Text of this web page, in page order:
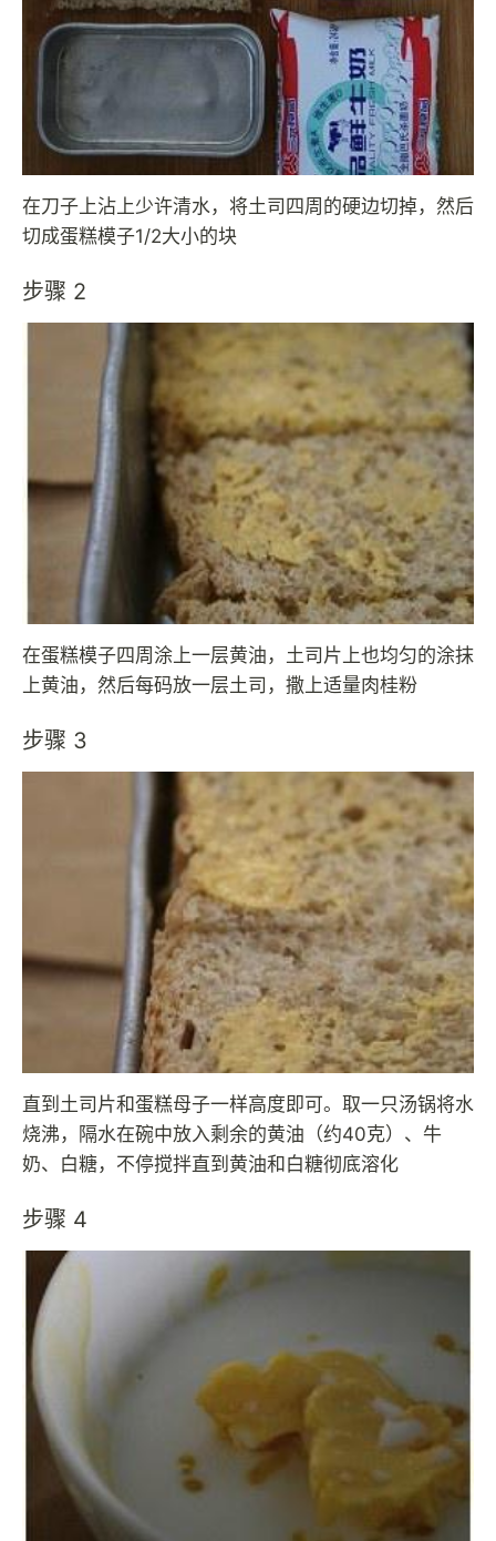
在刀子上沾上少许清水，将土司四周的硬边切掉，然后
切成蛋糕模子1/2大小的块
步骤 2
在蛋糕模子四周涂上一层黄油，土司片上也均匀的涂抹
上黄油，然后每码放一层土司，撒上适量肉桂粉
步骤 3
直到土司片和蛋糕母子一样高度即可。取一只汤锅将水
烧沸，隔水在碗中放入剩余的黄油（约40克）、牛
奶、白糖，不停搅拌直到黄油和白糖彻底溶化
步骤 4